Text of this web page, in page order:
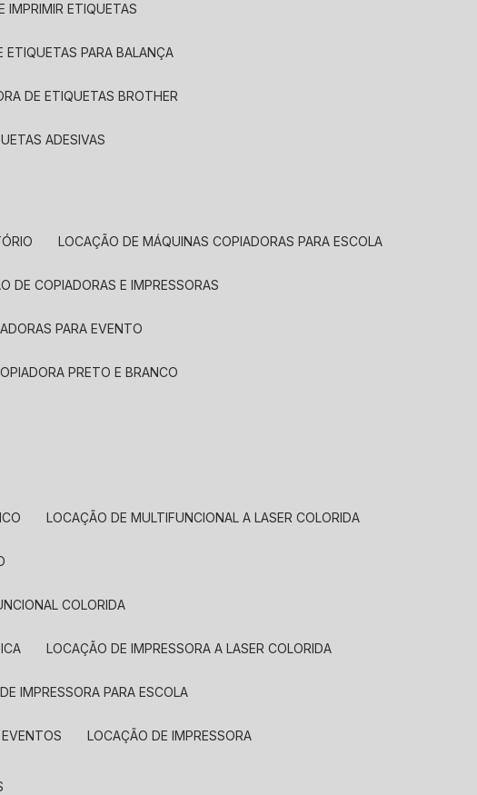
IMPRIMIR ETIQUETAS
ETIQUETAS PARA BALANÇA
DE ETIQUETAS BROTHER
ADESIVAS
LOCAÇÃO DE MÁQUINAS COPIADORAS PARA ESCOLA
DE COPIADORAS E IMPRESSORAS
PARA EVENTO
PRETO E BRANCO
LOCAÇÃO DE MULTIFUNCIONAL A LASER COLORIDA
COLORIDA
LOCAÇÃO DE IMPRESSORA A LASER COLORIDA
IMPRESSORA PARA ESCOLA
EVENTOS LOCAÇÃO DE IMPRESSORA